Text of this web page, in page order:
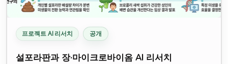
프로젝트 AI 리서치 공개
설포라판과 장·마이크로바이옴 AI 리서치